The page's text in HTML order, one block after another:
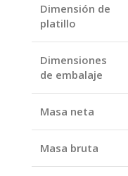
Dimensión de
platillo
Dimensiones
de embalaje
Masa neta
Masa bruta